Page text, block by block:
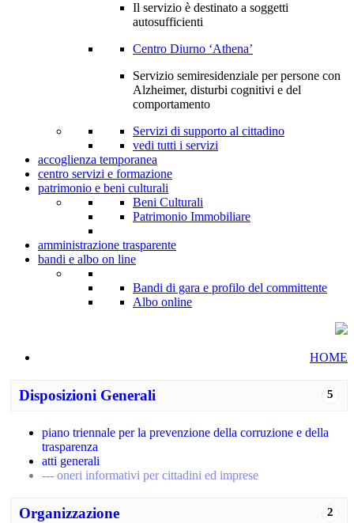
Il servizio è destinato a soggetti
autosufficienti
Centro Diurno ‘Athena’
Servizio semiresidenziale per persone con
Alzheimer, disturbi cognitivi e del
comportamento
Servizi di supporto al cittadino
vedi tutti i servizi
accoglienza temporanea
centro servizi e formazione
patrimonio e beni culturali
Beni Culturali
Patrimonio Immobiliare
amministrazione trasparente
bandi e albo on line
Bandi di gara e profilo del committente
Albo online
HOME
5
Disposizioni Generali
piano triennale per la prevenzione della corruzione e della
trasparenza
atti generali
--- oneri informativi per cittadini ed imprese
2
Organizzazione